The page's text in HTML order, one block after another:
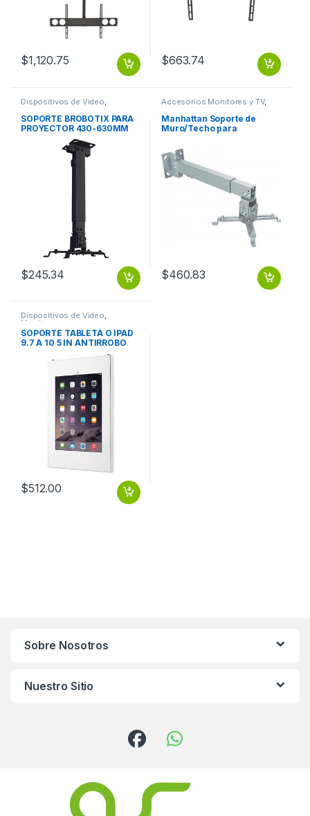
$1,120.75 $663.74
Dispositivos de Video,
SOPORTE BROBOTIX PARA
PROYECTOR 430-630MM
$245.34
Accesorios Monitores y TV,
Manhattan Soporte de
Muro/Techo para
Plata ARTICULADO 20KG
EXTENSION 43-65CM
$460.83
Dispositivos de Video,
Monitores
SOPORTE TABLETA O IPAD
9.7 A 10 5 IN ANTIRROBO
$512.00
Sobre Nosotros
Nuestro Sitio